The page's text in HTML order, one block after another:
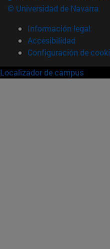
© Universidad de Navarra
Información legal
Accesibilidad
Configuración de
Localizador de campus